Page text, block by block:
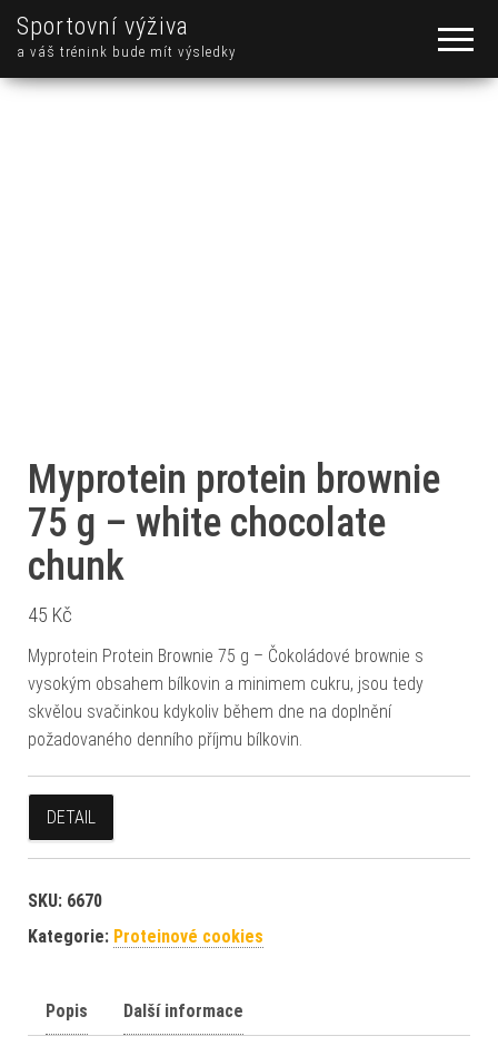
Sportovní výživa
a váš trénink bude mít výsledky
Myprotein protein brownie
75 g – white chocolate
chunk
45 Kč
Myprotein Protein Brownie 75 g – Čokoládové brownie s
vysokým obsahem bílkovin a minimem cukru, jsou tedy
skvělou svačinkou kdykoliv během dne na doplnění
požadovaného denního příjmu bílkovin.
DETAIL
SKU: 6670
Kategorie: Proteinové cookies
Popis Další informace